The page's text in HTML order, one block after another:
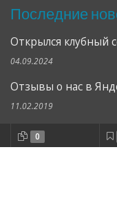
Последние
Открылся клубный
04.09.2024
Отзывы о нас в
11.02.2019
Все новости
0